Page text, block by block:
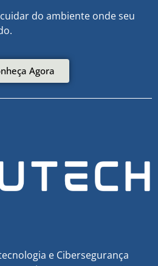
do ambiente onde seu
Agora
e Cibersegurança